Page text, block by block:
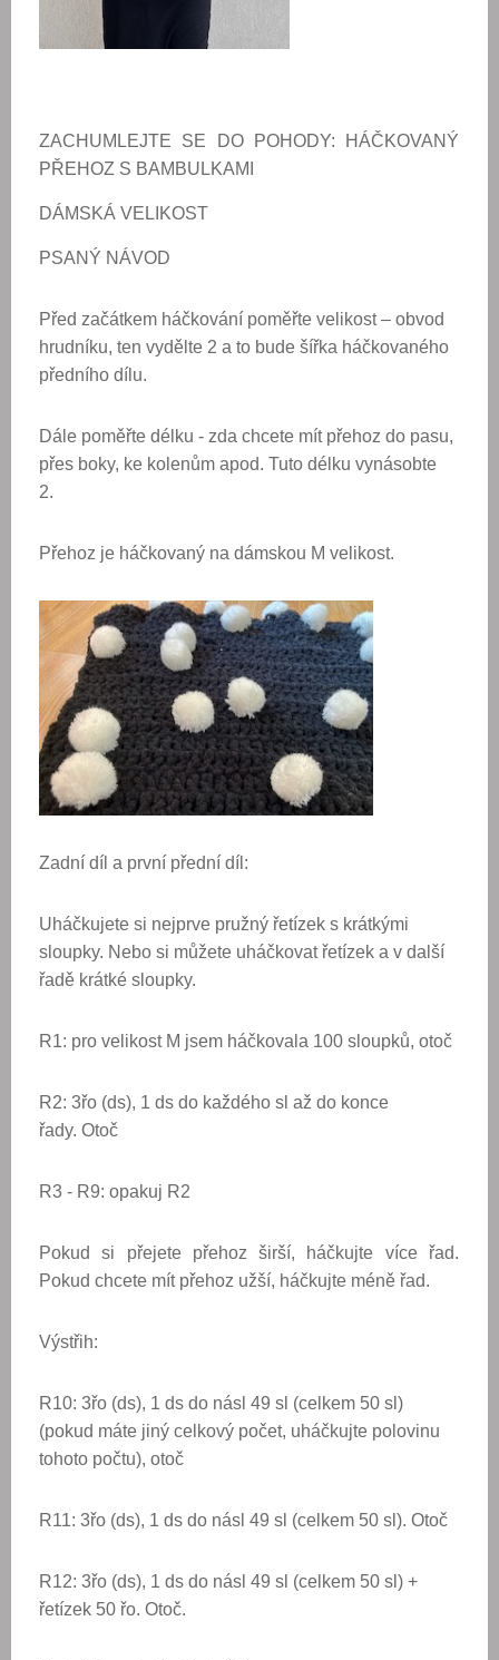
ZACHUMLEJTE SE DO POHODY: HÁČKOVANÝ
PŘEHOZ S BAMBULKAMI
DÁMSKÁ VELIKOST
PSANÝ NÁVOD
Před začátkem háčkování poměřte velikost – obvod
hrudníku, ten vydělte 2 a to bude šířka háčkovaného
předního dílu.
Dále poměřte délku - zda chcete mít přehoz do pasu,
přes boky, ke kolenům apod. Tuto délku vynásobte
2.
Přehoz je háčkovaný na dámskou M velikost.
Zadní díl a první přední díl:
Uháčkujete si nejprve pružný řetízek s krátkými
sloupky. Nebo si můžete uháčkovat řetízek a v další
řadě krátké sloupky.
R1: pro velikost M jsem háčkovala 100 sloupků, otoč
R2: 3řo (ds), 1 ds do každého sl až do konce
řady. Otoč
R3 - R9: opakuj R2
Pokud si přejete přehoz širší, háčkujte více řad.
Pokud chcete mít přehoz užší, háčkujte méně řad.
Výstřih:
R10: 3řo (ds), 1 ds do násl 49 sl (celkem 50 sl)
(pokud máte jiný celkový počet, uháčkujte polovinu
tohoto počtu), otoč
R11: 3řo (ds), 1 ds do násl 49 sl (celkem 50 sl). Otoč
R12: 3řo (ds), 1 ds do násl 49 sl (celkem 50 sl) +
řetízek 50 řo. Otoč.